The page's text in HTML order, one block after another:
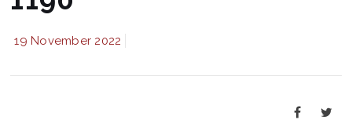
19 November 2022